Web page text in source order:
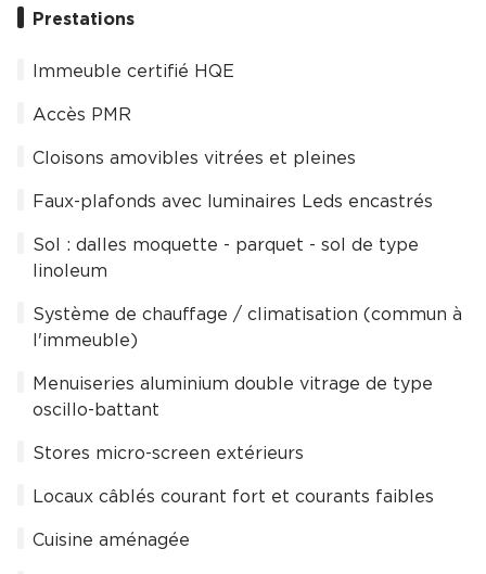
Prestations
Immeuble certifié HQE
Accès PMR
Cloisons amovibles vitrées et pleines
Faux-plafonds avec luminaires Leds encastrés
Sol : dalles moquette - parquet - sol de type
linoleum
Système de chauffage / climatisation (commun à
l'immeuble)
Menuiseries aluminium double vitrage de type
oscillo-battant
Stores micro-screen extérieurs
Locaux câblés courant fort et courants faibles
Cuisine aménagée